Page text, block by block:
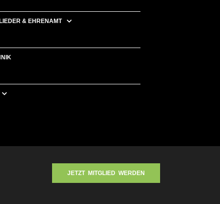
& EHRENAMT
JETZT MITGLIED WERDEN